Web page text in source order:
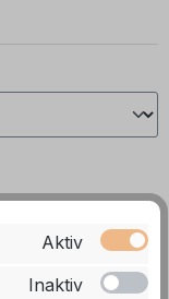
Aktiv
Inaktiv